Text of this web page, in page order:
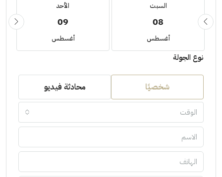
السبت
08
أغسطس
الأحد
09
أغسطس
نوع الجولة
شخصيًا محادثة فيديو
الوقت